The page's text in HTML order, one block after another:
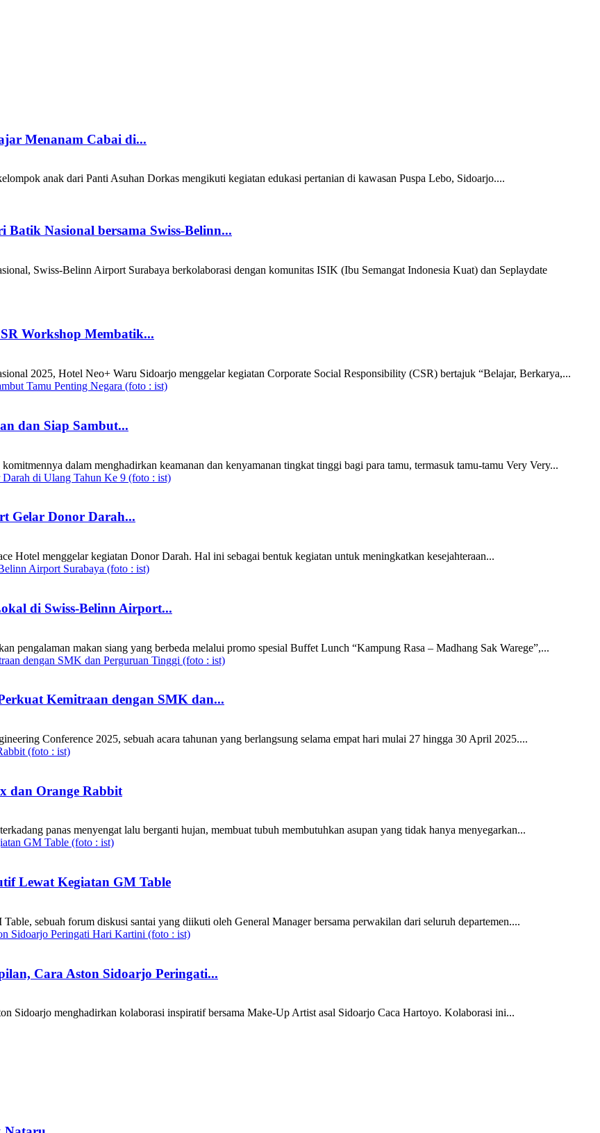
Menanam Cabai di...
anak dari Panti Asuhan Dorkas mengikuti kegiatan edukasi pertanian di kawasan Puspa Lebo, Sidoarjo....
Nasional bersama Swiss-Belinn...
Swiss-Belinn Airport Surabaya berkolaborasi dengan komunitas ISIK (Ibu Semangat Indonesia Kuat) dan Seplaydate
Workshop Membatik...
2025, Hotel Neo+ Waru Sidoarjo menggelar kegiatan Corporate Social Responsibility (CSR) bertajuk “Belajar, Berkarya,...
dan Siap Sambut...
dalam menghadirkan keamanan dan kenyamanan tingkat tinggi bagi para tamu, termasuk tamu-tamu Very Very...
Gelar Donor Darah...
Hotel menggelar kegiatan Donor Darah. Hal ini sebagai bentuk kegiatan untuk meningkatkan kesejahteraan...
di Swiss-Belinn Airport...
pengalaman makan siang yang berbeda melalui promo spesial Buffet Lunch “Kampung Rasa – Madhang Sak Warege”,...
Kemitraan dengan SMK dan...
Conference 2025, sebuah acara tahunan yang berlangsung selama empat hari mulai 27 hingga 30 April 2025....
dan Orange Rabbit
panas menyengat lalu berganti hujan, membuat tubuh membutuhkan asupan yang tidak hanya menyegarkan...
Lewat Kegiatan GM Table
sebuah forum diskusi santai yang diikuti oleh General Manager bersama perwakilan dari seluruh departemen....
Cara Aston Sidoarjo Peringati...
Sidoarjo menghadirkan kolaborasi inspiratif bersama Make-Up Artist asal Sidoarjo Caca Hartoyo. Kolaborasi ini...